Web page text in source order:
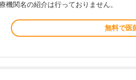
機関名の紹介は行っておりません。
無料で医